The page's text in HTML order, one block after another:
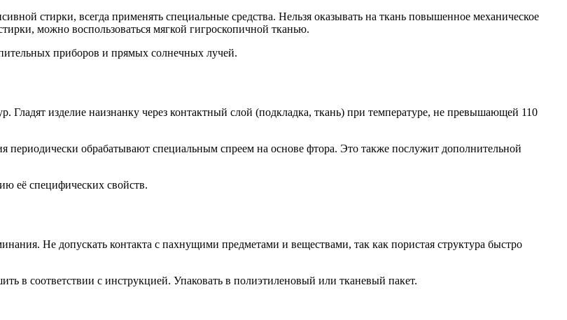
стирки, всегда применять специальные средства. Нельзя оказывать на ткань повышенное механическое
можно воспользоваться мягкой гигроскопичной тканью.
приборов и прямых солнечных лучей.
изделие наизнанку через контактный слой (подкладка, ткань) при температуре, не превышающей 110
обрабатывают специальным спреем на основе фтора. Это также послужит дополнительной
её специфических свойств.
Не допускать контакта с пахнущими предметами и веществами, так как пористая структура быстро
в соответствии с инструкцией. Упаковать в полиэтиленовый или тканевый пакет.